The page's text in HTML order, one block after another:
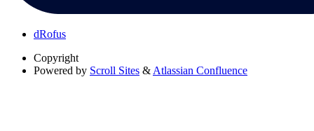
dRofus
Copyright
Powered by Scroll Sites & Atlassian Confluence